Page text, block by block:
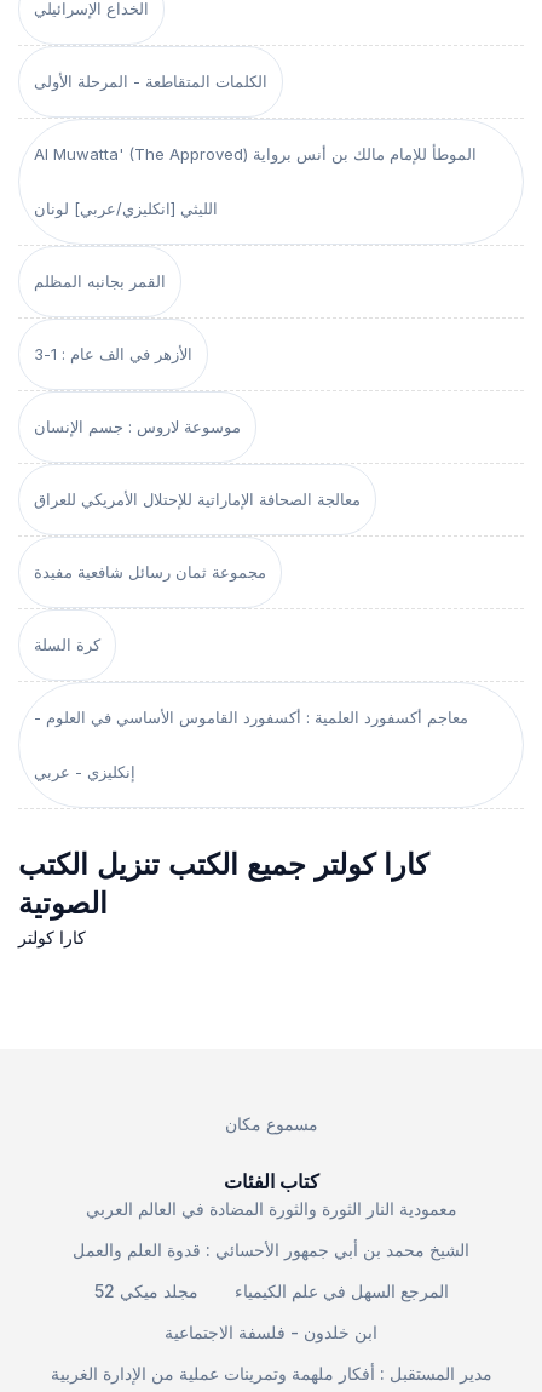
الخداع الإسرائيلي
الكلمات المتقاطعة - المرحلة الأولى
Al Muwatta' (The Approved) الموطأ للإمام مالك بن أنس برواية
الليثي [انكليزي/عربي] لونان
القمر بجانبه المظلم
الأزهر في الف عام : 1-3
موسوعة لاروس : جسم الإنسان
معالجة الصحافة الإماراتية للإحتلال الأمريكي للعراق
مجموعة ثمان رسائل شافعية مفيدة
كرة السلة
معاجم أكسفورد العلمية : أكسفورد القاموس الأساسي في العلوم -
إنكليزي - عربي
كارا كولتر جميع الكتب تنزيل الكتب
الصوتية
كارا كولتر
مسموع مكان
كتاب الفئات
معمودية النار الثورة والثورة المضادة في العالم العربي
الشيخ محمد بن أبي جمهور الأحسائي : قدوة العلم والعمل
مجلد ميكي 52
المرجع السهل في علم الكيمياء
ابن خلدون - فلسفة الاجتماعية
مدير المستقبل : أفكار ملهمة وتمرينات عملية من الإدارة الغربية